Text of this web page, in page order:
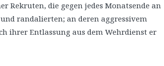
Rekruten, die gegen jedes Monatsende an
randalierten; an deren aggressivem
ihrer Entlassung aus dem Wehrdienst er